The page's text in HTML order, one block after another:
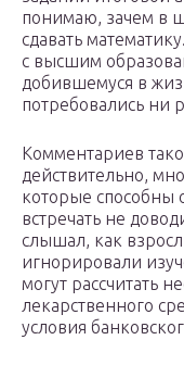
понимаю, зачем в
сдавать
с высшим
добившемуся в
потребовались ни
Комментариев
действительно,
которые способны
встречать не
слышал, как
игнорировали
могут рассчитать
лекарственного
условия